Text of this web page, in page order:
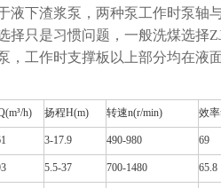
液下渣浆泵，两种泵工作时泵
择只是习惯问题，一般洗煤选择
，工作时支撑板以上部分均在
h) 扬程H(m) 转速n(r/min) 效
3-17.9 490-980 69
5.5-37 700-1480 65.8